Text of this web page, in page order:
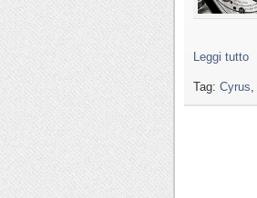
Leggi tutto
Tag: Cyrus